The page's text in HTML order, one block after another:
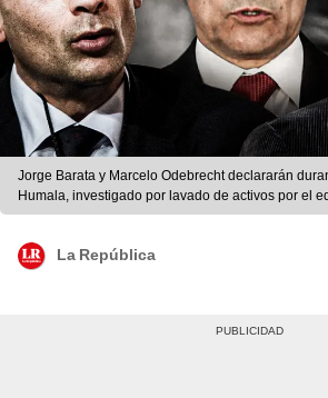
Jorge Barata y Marcelo Odebrecht declararán
Humala, investigado por lavado de activos por el
composición de Jazmín Ceras/La República
La República